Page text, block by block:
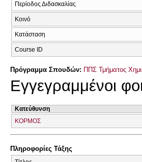
Περίοδος Διδασκαλίας
Κοινό
Κατάσταση
Course ID
Πρόγραμμα Σπουδών: ΠΠΣ Τμήματος
Εγγεγραμμένοι
Κατεύθυνση
ΚΟΡΜΟΣ
Πληροφορίες Τάξης